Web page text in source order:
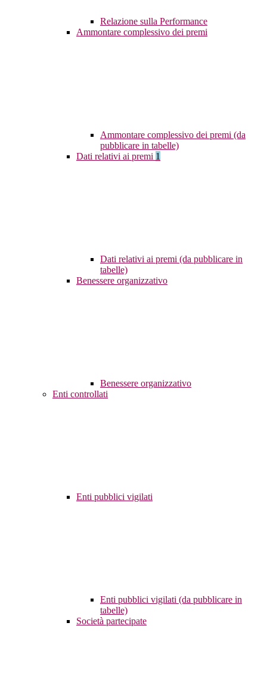
Relazione sulla Performance
Ammontare complessivo dei premi
Ammontare complessivo dei premi (da
pubblicare in tabelle)
Dati relativi ai premi 1
Dati relativi ai premi (da pubblicare in
tabelle)
Benessere organizzativo
Benessere organizzativo
Enti controllati
Enti pubblici vigilati
Enti pubblici vigilati (da pubblicare in
tabelle)
Società partecipate